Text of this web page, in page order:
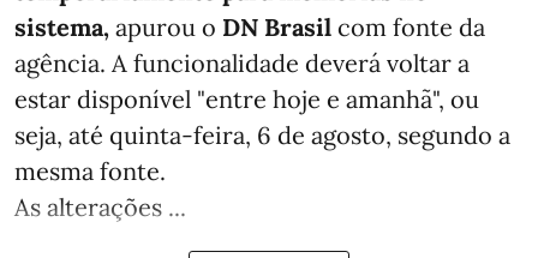
sistema, apurou o DN Brasil com fonte da
agência. A funcionalidade deverá voltar a
estar disponível "entre hoje e amanhã", ou
seja, até quinta-feira, 6 de agosto, segundo a
mesma fonte.
As alterações ...